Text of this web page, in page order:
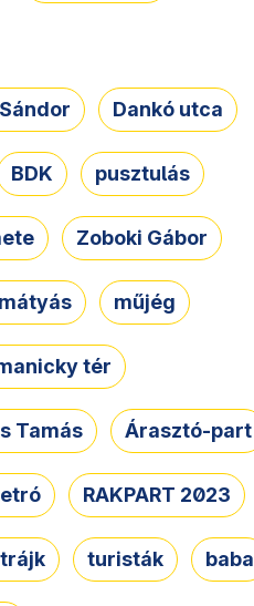
Dankó utca
BDK pusztulás
Zoboki Gábor
műjég
tér
Tamás Árasztó-part
RAKPART 2023
turisták baba